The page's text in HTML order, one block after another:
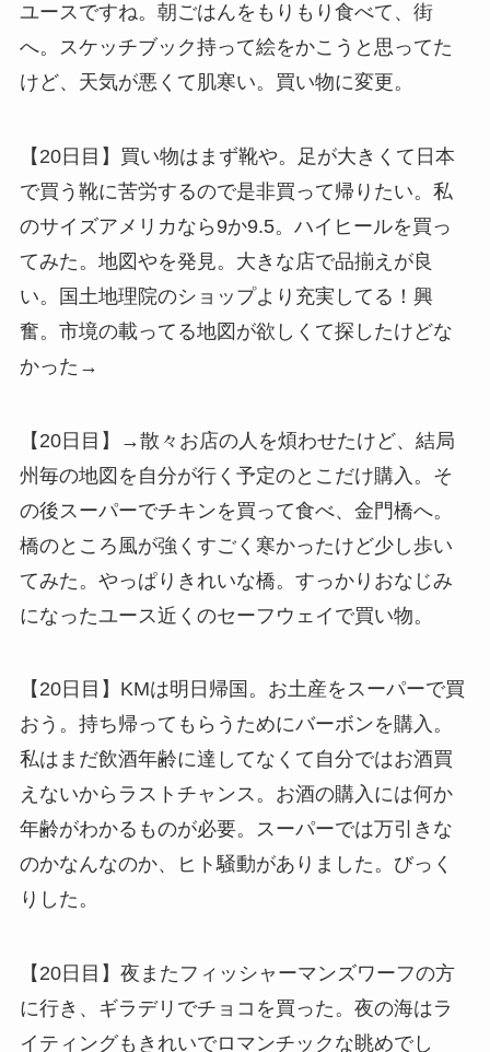
ユースですね。朝ごはんをもりもり食べて、街
へ。スケッチブック持って絵をかこうと思ってた
けど、天気が悪くて肌寒い。買い物に変更。
【20日目】買い物はまず靴や。足が大きくて日本
で買う靴に苦労するので是非買って帰りたい。私
のサイズアメリカなら9か9.5。ハイヒールを買っ
てみた。地図やを発見。大きな店で品揃えが良
い。国土地理院のショップより充実してる！興
奮。市境の載ってる地図が欲しくて探したけどな
かった→
【20日目】→散々お店の人を煩わせたけど、結局
州毎の地図を自分が行く予定のとこだけ購入。そ
の後スーパーでチキンを買って食べ、金門橋へ。
橋のところ風が強くすごく寒かったけど少し歩い
てみた。やっぱりきれいな橋。すっかりおなじみ
になったユース近くのセーフウェイで買い物。
【20日目】KMは明日帰国。お土産をスーパーで買
おう。持ち帰ってもらうためにバーボンを購入。
私はまだ飲酒年齢に達してなくて自分ではお酒買
えないからラストチャンス。お酒の購入には何か
年齢がわかるものが必要。スーパーでは万引きな
のかなんなのか、ヒト騒動がありました。びっく
りした。
【20日目】夜またフィッシャーマンズワーフの方
に行き、ギラデリでチョコを買った。夜の海はラ
イティングもきれいでロマンチックな眺めでし